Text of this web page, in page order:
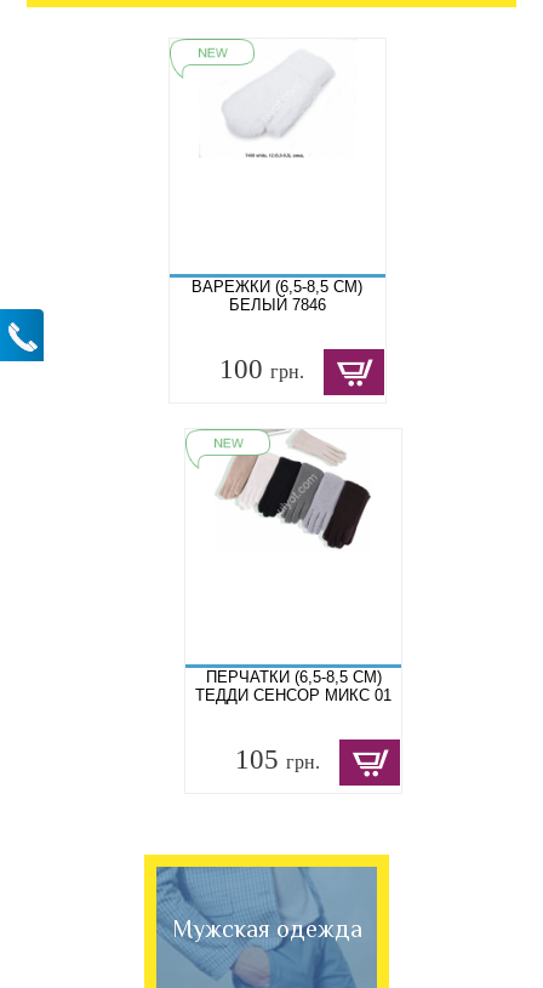
ВАРЕЖКИ (6,5-8,5 СМ)
БЕЛЫЙ 7846
100 грн.
ПЕРЧАТКИ (6,5-8,5 СМ)
ТЕДДИ СЕНСОР МИКС 01
105 грн.
Мужская одежда